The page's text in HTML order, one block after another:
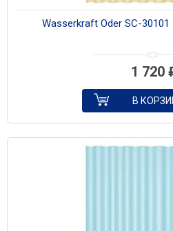
Wasserkraft Oder SC-
1 720
В